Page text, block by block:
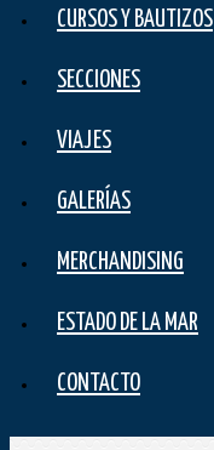
CURSOS Y BAUTIZOS
SECCIONES
VIAJES
GALERÍAS
MERCHANDISING
ESTADO DE LA MAR
CONTACTO